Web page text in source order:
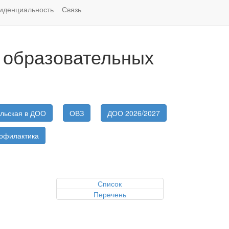
Связь
в ДОО ОВЗ ДОО 2026/2027
Список
Перечень